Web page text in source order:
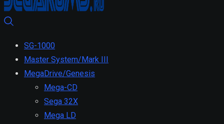
SG-1000
Master System/Mark III
MegaDrive/Genesis
Mega-CD
Sega 32X
Mega LD